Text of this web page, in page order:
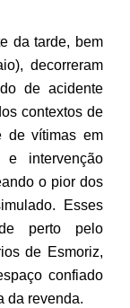
da tarde, bem
decorreram
de acidente
contextos de
de vítimas em
e intervenção
o pior dos
Esses
perto pelo
de Esmoriz,
confiado
da revenda.